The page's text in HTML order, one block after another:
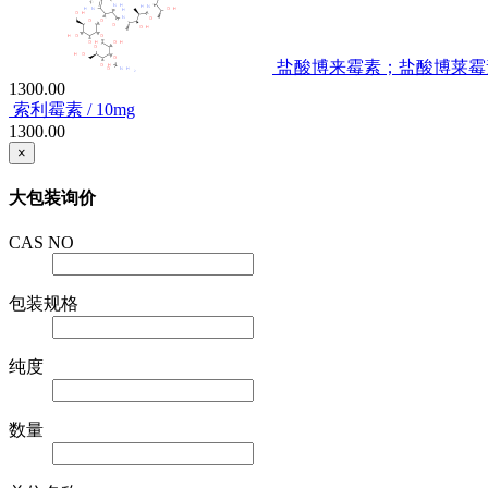
盐酸博来霉素；盐酸博莱霉
1300.00
索利霉素 / 10mg
1300.00
×
大包装询价
CAS NO
包装规格
纯度
数量